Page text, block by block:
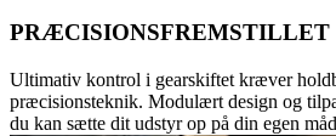
PRÆCISIONSFREMSTILLET
Ultimativ kontrol i gearskiftet kræver
præcisionsteknik. Modulært design og
du kan sætte dit udstyr op på din egen